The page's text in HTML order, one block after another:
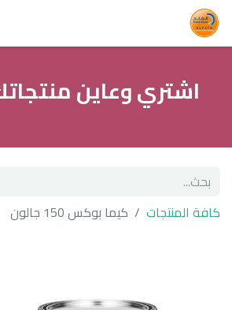
اشتري وعاين
كافة المنتجات كيما بوكس 150 جالون